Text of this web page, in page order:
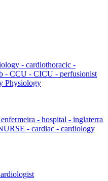
- cardiothoracic -
- CCU - CICU - perfusionist
Physiology
- hospital - inglaterra
- cardiac - cardiology